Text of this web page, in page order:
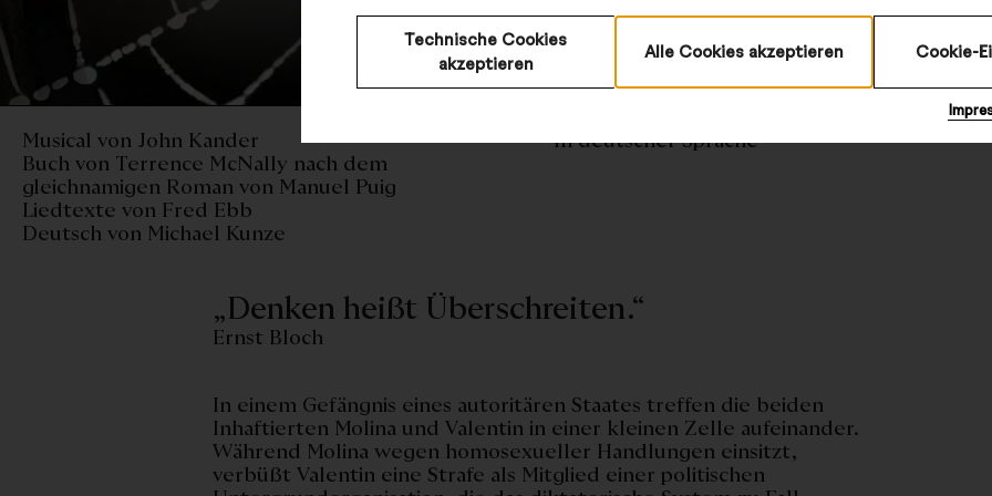
Technische Cookies
akzeptieren
Alle Cookies akzeptieren Cookie-
©
Musical von John Kander
Buch von Terrence McNally nach dem
gleichnamigen Roman von Manuel Puig
Liedtexte von Fred Ebb
Deutsch von Michael Kunze
In deutscher Sprache
„Denken heißt Überschreiten.“
Ernst Bloch
In einem Gefängnis eines autoritären Staates treffen die beiden
Inhaftierten Molina und Valentin in einer kleinen Zelle aufeinander.
Während Molina wegen homosexueller Handlungen einsitzt,
verbüßt Valentin eine Strafe als Mitglied einer politischen